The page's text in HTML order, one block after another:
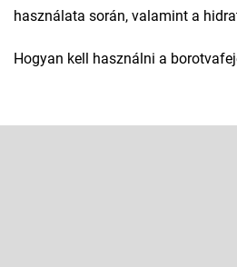
használata során, valamint a
Hogyan kell használni a